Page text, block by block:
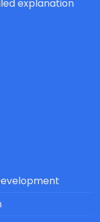
explanation